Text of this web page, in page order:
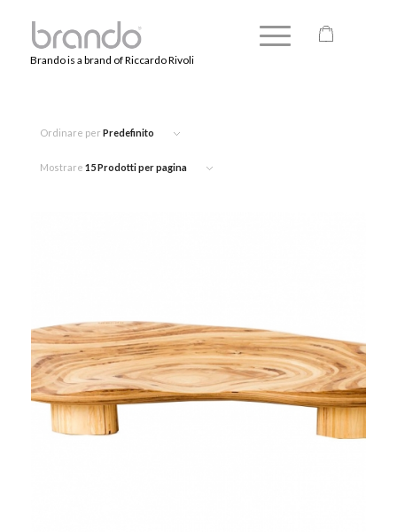
Brando is a brand of Riccardo Rivoli
Ordinare per Predefinito
Mostrare 15 Prodotti per pagina